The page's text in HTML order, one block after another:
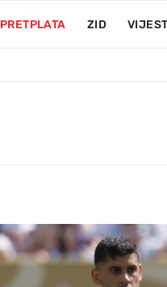
PRETPLATA ZID